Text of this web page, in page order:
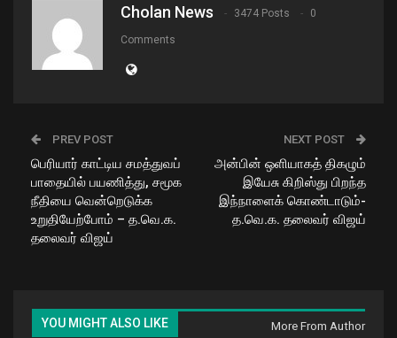
Cholan News 3474 Posts 0
Comments
PREV POST
பெரியார் காட்டிய சமத்துவப்
பாதையில் பயணித்து, சமூக
நீதியை வென்றெடுக்க
உறுதியேற்போம் – த.வெ.க.
தலைவர் விஜய்
NEXT POST
அன்பின் ஒளியாகத் திகழும்
இயேசு கிறிஸ்து பிறந்த
இந்நாளைக் கொண்டாடும்-
த.வெ.க. தலைவர் விஜய்
YOU MIGHT ALSO LIKE More From Author